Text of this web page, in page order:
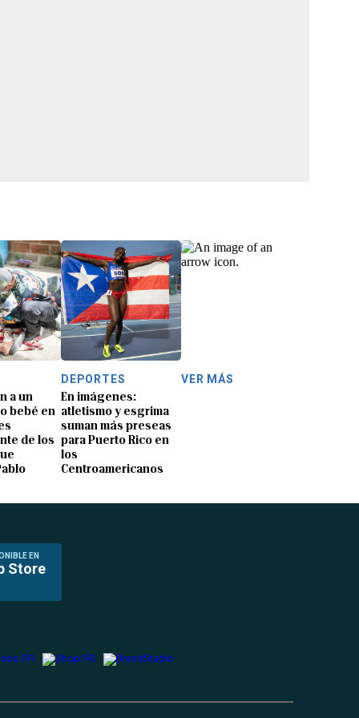
a un
bebé en
de los
DEPORTES
En imágenes:
atletismo y esgrima
suman más preseas
para Puerto Rico en
los
Centroamericanos
VER MÁS
EN
Store